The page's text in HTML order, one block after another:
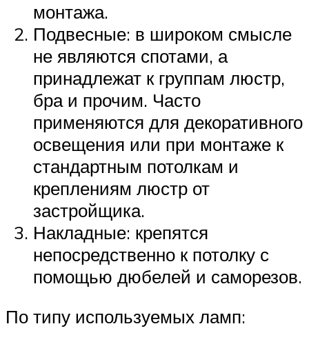
монтажа.
Подвесные: в широком смысле
не являются спотами, а
принадлежат к группам люстр,
бра и прочим. Часто
применяются для декоративного
освещения или при монтаже к
стандартным потолкам и
креплениям люстр от
застройщика.
Накладные: крепятся
непосредственно к потолку с
помощью дюбелей и саморезов.
По типу используемых ламп: